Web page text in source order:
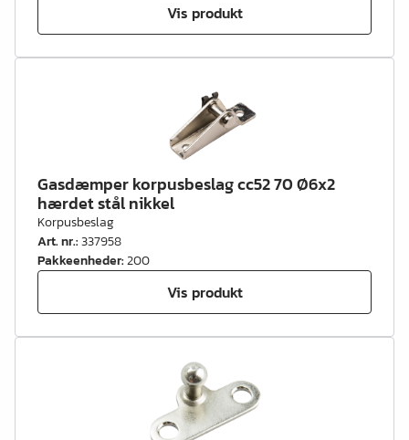
Vis produkt
Gasdæmper korpusbeslag cc52 70 Ø6x2
hærdet stål nikkel
Korpusbeslag
Art. nr.:337958
Pakkeenheder:200
Vis produkt